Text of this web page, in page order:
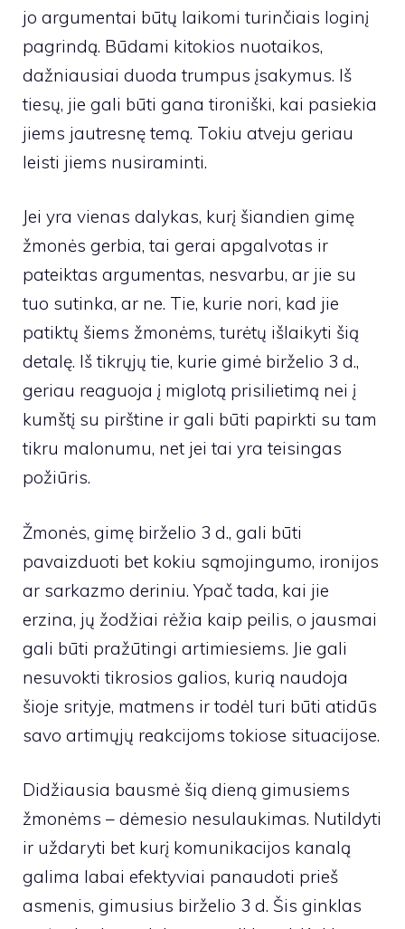
jo argumentai būtų laikomi turinčiais loginį
pagrindą. Būdami kitokios nuotaikos,
dažniausiai duoda trumpus įsakymus. Iš
tiesų, jie gali būti gana tironiški, kai pasiekia
jiems jautresnę temą. Tokiu atveju geriau
leisti jiems nusiraminti.
Jei yra vienas dalykas, kurį šiandien gimę
žmonės gerbia, tai gerai apgalvotas ir
pateiktas argumentas, nesvarbu, ar jie su
tuo sutinka, ar ne. Tie, kurie nori, kad jie
patiktų šiems žmonėms, turėtų išlaikyti šią
detalę. Iš tikrųjų tie, kurie gimė birželio 3 d.,
geriau reaguoja į miglotą prisilietimą nei į
kumštį su pirštine ir gali būti papirkti su tam
tikru malonumu, net jei tai yra teisingas
požiūris.
Žmonės, gimę birželio 3 d., gali būti
pavaizduoti bet kokiu sąmojingumo, ironijos
ar sarkazmo deriniu. Ypač tada, kai jie
erzina, jų žodžiai rėžia kaip peilis, o jausmai
gali būti pražūtingi artimiesiems. Jie gali
nesuvokti tikrosios galios, kurią naudoja
šioje srityje, matmens ir todėl turi būti atidūs
savo artimųjų reakcijoms tokiose situacijose.
Didžiausia bausmė šią dieną gimusiems
žmonėms – dėmesio nesulaukimas. Nutildyti
ir uždaryti bet kurį komunikacijos kanalą
galima labai efektyviai panaudoti prieš
asmenis, gimusius birželio 3 d. Šis ginklas